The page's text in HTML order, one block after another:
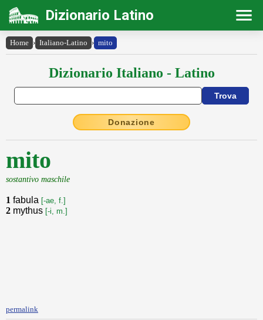
Dizionario Latino
Home › Italiano-Latino › mito
Dizionario Italiano - Latino
Donazione
mito
sostantivo maschile
1 fabula [-ae, f.]
2 mythus [-i, m.]
permalink